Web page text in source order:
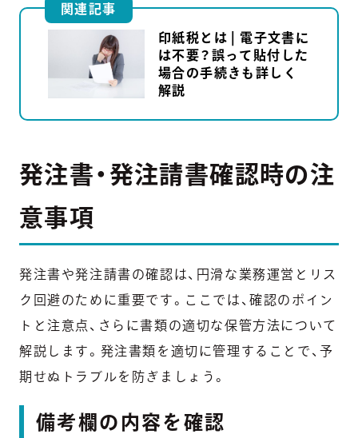
関連記事
印紙税とは | 電子文書に
は不要？誤って貼付した
場合の手続きも詳しく
解説
発注書・発注請書確認時の注
意事項
発注書や発注請書の確認は、円滑な業務運営とリス
ク回避のために重要です。ここでは、確認のポイン
トと注意点、さらに書類の適切な保管方法について
解説します。発注書類を適切に管理することで、予
期せぬトラブルを防ぎましょう。
備考欄の内容を確認